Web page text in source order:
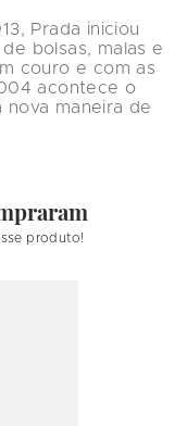
Prada iniciou
bolsas, malas e
couro e com as
acontece o
nova maneira de
produto!